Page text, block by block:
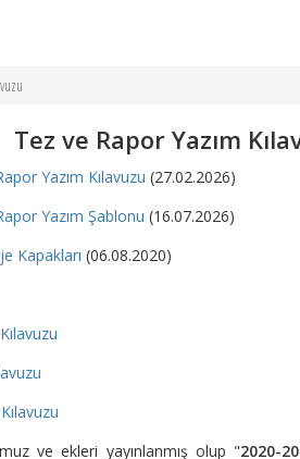
Tez ve Rapor Yazım
Yazım Kılavuzu (27.02.2026)
Yazım Şablonu (16.07.2026)
Kapakları (06.08.2020)
ve ekleri yayınlanmış olup "2020-